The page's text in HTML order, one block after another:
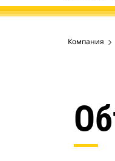
Компания